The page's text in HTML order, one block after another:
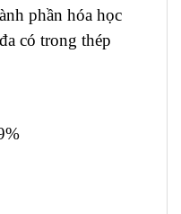
phần hóa học
có trong thép